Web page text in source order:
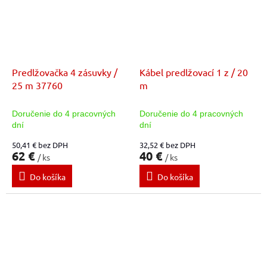
Predlžovačka 4 zásuvky /
25 m 37760
Doručenie do 4 pracovných
dní
50,41 € bez DPH
62 € / ks
Do košíka
Kábel predlžovací 1 z / 20
m
Doručenie do 4 pracovných
dní
32,52 € bez DPH
40 € / ks
Do košíka